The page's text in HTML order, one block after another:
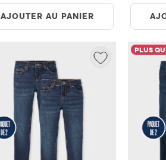
AJOUTER AU PANIER
PLUS